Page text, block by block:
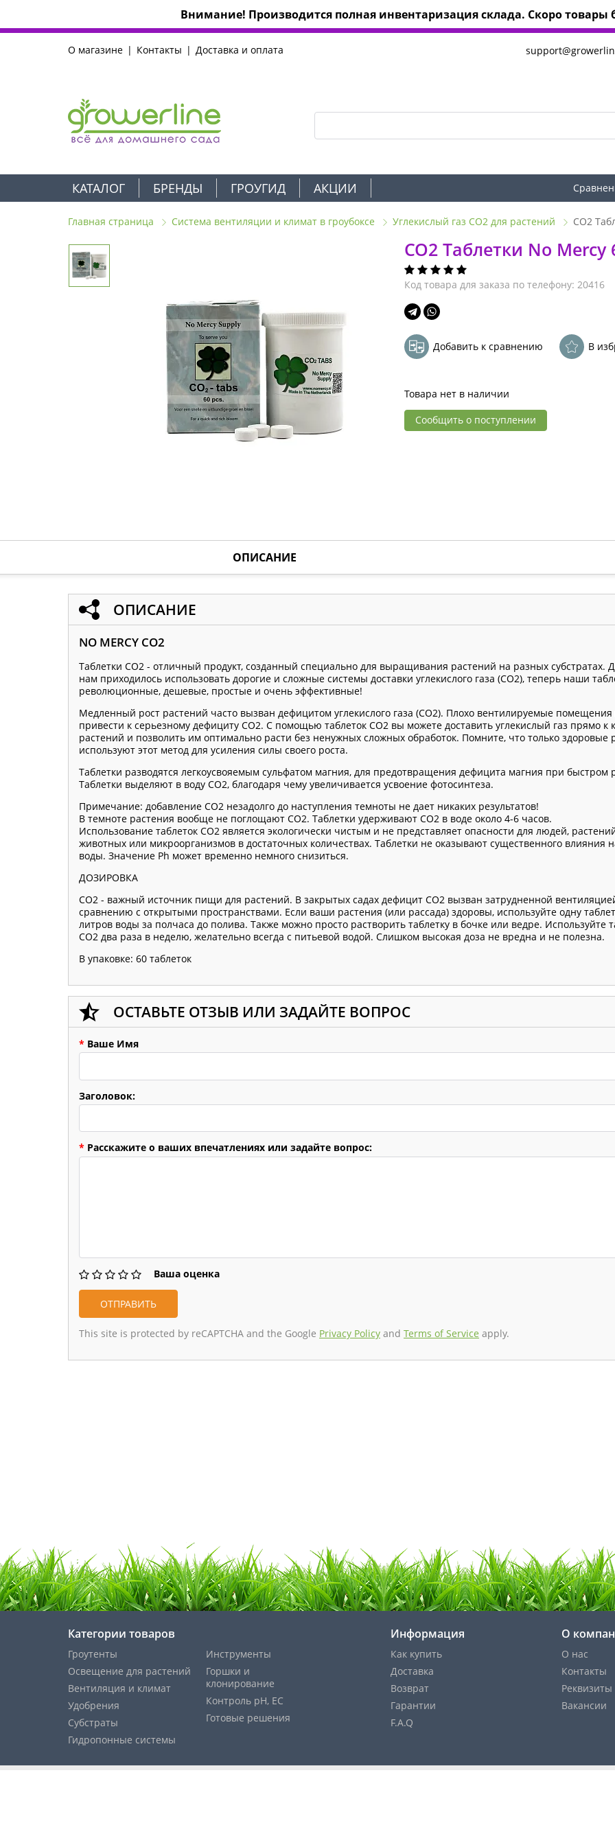
Внимание! Производится полная инвентаризация склада. Скоро товары
О магазине Контакты Доставка и оплата
КАТАЛОГ БРЕНДЫ ГРОУГИД АКЦИИ
Главная страница Система вентиляции и климат в гроубоксе Углекислый газ CO2 для растений CO2
CO2 Таблетки No Mercy
Код товара для заказа по телефону: 20416
Добавить к сравнению В
Товара нет в наличии
Сообщить о поступлении
ОПИСАНИЕ
ОПИСАНИЕ
NO MERCY CO2
Таблетки CO2 - отличный продукт, созданный специально для выращивания растений на разных субстратах.
нам приходилось использовать дорогие и сложные системы доставки углекислого газа (CO2), теперь наши
революционные, дешевые, простые и очень эффективные!
Медленный рост растений часто вызван дефицитом углекислого газа (CO2). Плохо вентилируемые помещения
привести к серьезному дефициту CO2. С помощью таблеток CO2 вы можете доставить углекислый газ прямо к
растений и позволить им оптимально расти без ненужных сложных обработок. Помните, что только здоровые
используют этот метод для усиления силы своего роста.
Таблетки разводятся легкоусвояемым сульфатом магния, для предотвращения дефицита магния при быстром
Таблетки выделяют в воду СО2, благодаря чему увеличивается усвоение фотосинтеза.
Примечание: добавление CO2 незадолго до наступления темноты не дает никаких результатов!
В темноте растения вообще не поглощают СО2. Таблетки удерживают СО2 в воде около 4-6 часов.
Использование таблеток CO2 является экологически чистым и не представляет опасности для людей,
животных или микроорганизмов в достаточных количествах. Таблетки не оказывают существенного влияния
воды. Значение Ph может временно немного снизиться.
ДОЗИРОВКА
CO2 - важный источник пищи для растений. В закрытых садах дефицит CO2 вызван затрудненной
сравнению с открытыми пространствами. Если ваши растения (или рассада) здоровы, используйте одну
литров воды за полчаса до полива. Также можно просто растворить таблетку в бочке или ведре. Используйте
CO2 два раза в неделю, желательно всегда с питьевой водой. Слишком высокая доза не вредна и не полезна.
В упаковке: 60 таблеток
ОСТАВЬТЕ ОТЗЫВ ИЛИ ЗАДАЙТЕ ВОПРОС
* Ваше Имя
Заголовок:
* Расскажите о ваших впечатлениях или задайте вопрос:
Ваша оценка
This site is protected by reCAPTCHA and the Google Privacy Policy and Terms of Service apply.
Категории товаров
Гроутенты
Освещение для растений
Вентиляция и климат
Удобрения
Субстраты
Гидропонные системы
Инструменты
Горшки и
клонирование
Контроль pH, EС
Готовые решения
Информация
Как купить
Доставка
Возврат
Гарантии
F.A.Q
О
О нас
Контакты
Реквизиты
Вакансии